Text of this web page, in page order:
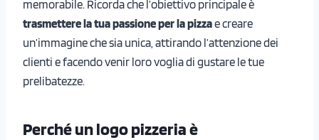
memorabile. Ricorda che l’obiettivo principale è
trasmettere la tua passione per la pizzae creare
un’immagine che sia unica, attirando l’attenzione dei
clienti e facendo venir loro voglia di gustare le tue
prelibatezze.
Perché un logo pizzeria è